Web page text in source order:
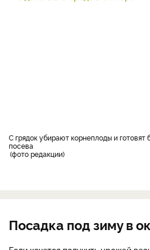
С грядок убирают корнеплоды и готовят бороздки для подзимнего
посева
фото редакции
Посадка под зиму в